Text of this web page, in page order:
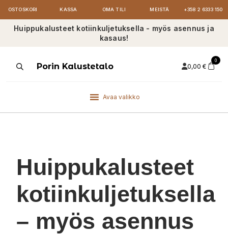
OSTOSKORI KASSA OMA TILI MEISTÄ +358 2 6333 150
Huippukalusteet kotiinkuljetuksella - myös asennus ja
kasaus!
ProductsPorin Kalustetalo 0,00 €
0
Avaa valikko
Huippukalusteet
kotiinkuljetuksella
– myös asennus